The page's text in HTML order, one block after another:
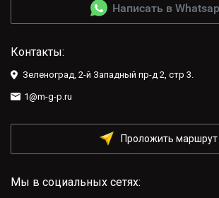
Написать в
Контакты:
Зеленоград, 2-й Западный пр-д 2, стр 3.
1@m-g-p.ru
Проложить маршрут
Мы в социальных сетях: